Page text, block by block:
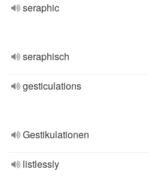
seraphic
seraphisch
gesticulations
Gestikulationen
listlessly